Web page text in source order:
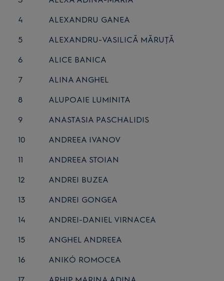
4
ALEXANDRU GANEA
5
ALEXANDRU-VASILICĂ MĂRUŢĂ
6
ALICE BANICA
7
ALINA ANGHEL
8
ALUPOAIE LUMINITA
9
ANASTASIA PASCHALIDIS
10
ANDREEA IVANOV
11
ANDREEA STOIAN
12
ANDREI BUZEA
13
ANDREI GONGEA
14
ANDREI-DANIEL VIRNACEA
15
ANGHEL ANDREEA
16
ANIKÓ ROMOCEA